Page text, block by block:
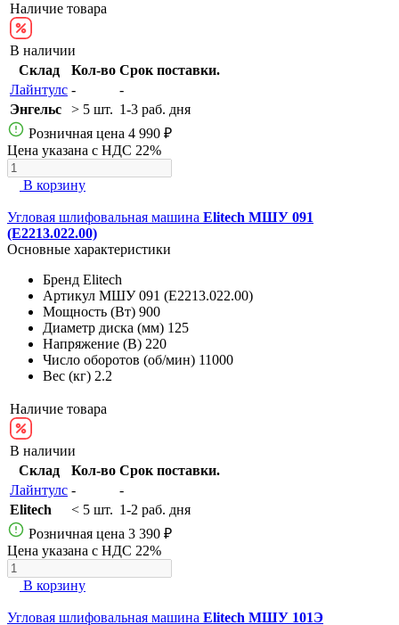
Наличие товара
В наличии
Склад
Кол-во Срок поставки.
Лайнтулс -
-
Энгельс
> 5 шт. 1-3 раб. дня
Розничная цена 4 990 ₽
Цена указана с НДС 22%
В корзину
Угловая шлифовальная машина Elitech МШУ 091
(E2213.022.00)
Основные характеристики
Бренд Elitech
Артикул МШУ 091 (E2213.022.00)
Мощность (Вт) 900
Диаметр диска (мм) 125
Напряжение (В) 220
Число оборотов (об/мин) 11000
Вес (кг) 2.2
Наличие товара
В наличии
Склад
Кол-во Срок поставки.
Лайнтулс -
-
Elitech
< 5 шт. 1-2 раб. дня
Розничная цена 3 390 ₽
Цена указана с НДС 22%
В корзину
Угловая шлифовальная машина Elitech МШУ 101Э